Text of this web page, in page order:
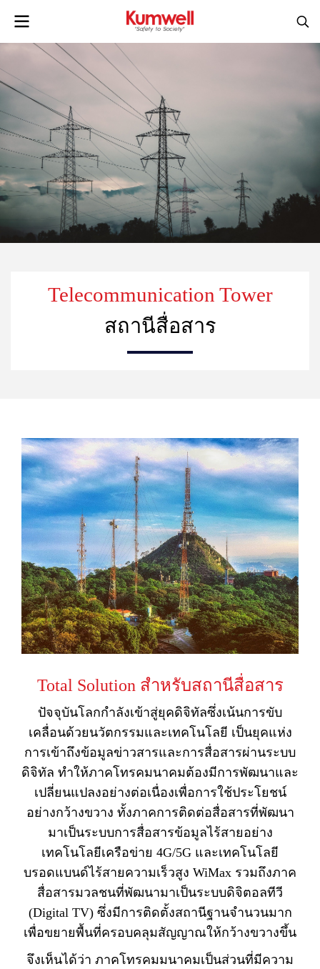
Telecommunication Tower
สถานีสื่อสาร
Total Solution สำหรับสถานีสื่อสาร
ปัจจุบันโลกกำลังเข้าสู่ยุคดิจิทัลซึ่งเน้นการขับ
เคลื่อนด้วยนวัตกรรมและเทคโนโลยี เป็นยุคแห่ง
การเข้าถึงข้อมูลข่าวสารและการสื่อสารผ่านระบบ
ดิจิทัล ทำให้ภาคโทรคมนาคมต้องมีการพัฒนาและ
เปลี่ยนแปลงอย่างต่อเนื่องเพื่อการใช้ประโยชน์
อย่างกว้างขวาง ทั้งภาคการติดต่อสื่อสารที่พัฒนา
มาเป็นระบบการสื่อสารข้อมูลไร้สายอย่าง
เทคโนโลยีเครือข่าย 4G/5G และเทคโนโลยี
บรอดแบนด์ไร้สายความเร็วสูง WiMax รวมถึงภาค
สื่อสารมวลชนที่พัฒนามาเป็นระบบดิจิตอลทีวี
(Digital TV) ซึ่งมีการติดตั้งสถานีฐานจำนวนมาก
เพื่อขยายพื้นที่ครอบคลุมสัญญาณให้กว้างขวางขึ้น
จึงเห็นได้ว่า ภาคโทรคมมนาคมเป็นส่วนที่มีความ